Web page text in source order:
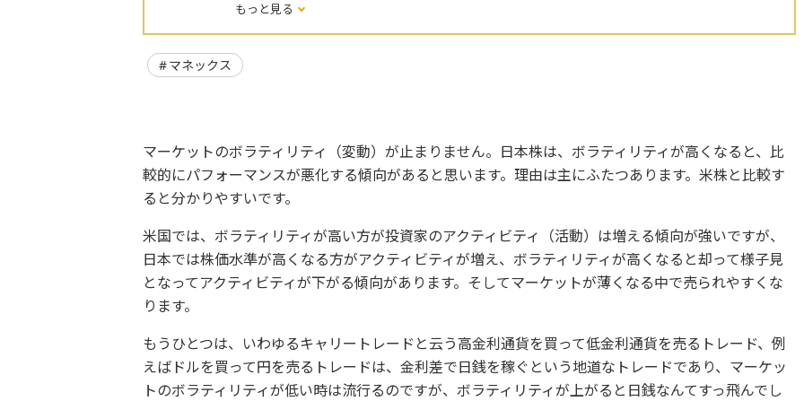
もっと見る
マネックス
マーケットのボラティリティ（変動）が止まりません。日本株は、ボラティリティが高くなると、比
較的にパフォーマンスが悪化する傾向があると思います。理由は主にふたつあります。米株と比較す
ると分かりやすいです。
米国では、ボラティリティが高い方が投資家のアクティビティ（活動）は増える傾向が強いですが、
日本では株価水準が高くなる方がアクティビティが増え、ボラティリティが高くなると却って様子見
となってアクティビティが下がる傾向があります。そしてマーケットが薄くなる中で売られやすくな
ります。
もうひとつは、いわゆるキャリートレードと云う高金利通貨を買って低金利通貨を売るトレード、例
えばドルを買って円を売るトレードは、金利差で日銭を稼ぐという地道なトレードであり、マーケッ
トのボラティリティが低い時は流行るのですが、ボラティリティが上がると日銭なんてすっ飛んでし